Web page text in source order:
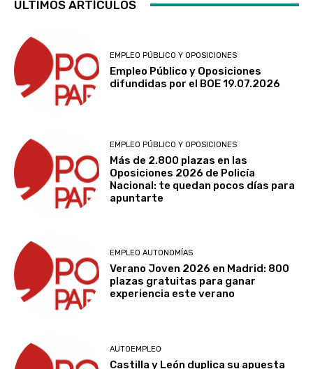
ÚLTIMOS ARTÍCULOS
EMPLEO PÚBLICO Y OPOSICIONES
Empleo Público y Oposiciones
difundidas por el BOE 19.07.2026
EMPLEO PÚBLICO Y OPOSICIONES
Más de 2.800 plazas en las
Oposiciones 2026 de Policía
Nacional: te quedan pocos días para
apuntarte
EMPLEO AUTONOMÍAS
Verano Joven 2026 en Madrid: 800
plazas gratuitas para ganar
experiencia este verano
AUTOEMPLEO
Castilla y León duplica su apuesta